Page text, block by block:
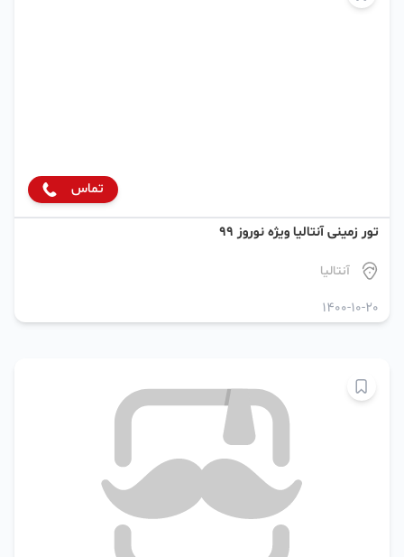
تماس
تور زمینی آنتالیا ویژه نوروز 99
آنتالیا
1400-10-20